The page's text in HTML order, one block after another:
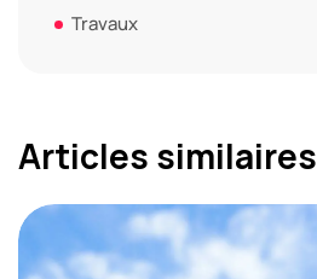
Travaux
Articles similaires